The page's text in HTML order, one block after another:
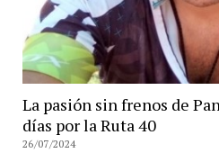
La pasión sin frenos de
días por la Ruta 40
26/07/2024